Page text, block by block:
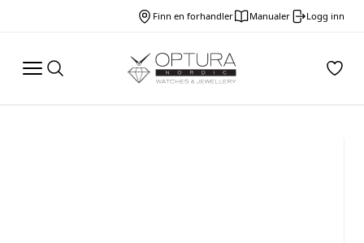
Finn en forhandler Manualer Logg inn